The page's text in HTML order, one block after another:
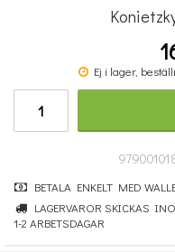
Benjamin Britten: Simple
Ej i lager,
BETALA ENKELT MED
LAGERVAROR SKICKAS
1-2 ARBETSDAGAR